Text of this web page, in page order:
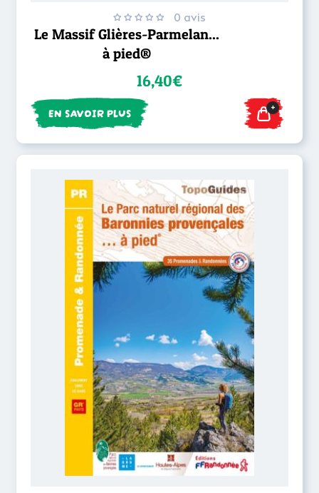
0 avis
Le Massif Glières-Parmelan...
à pied®
16,40€
EN SAVOIR PLUS +